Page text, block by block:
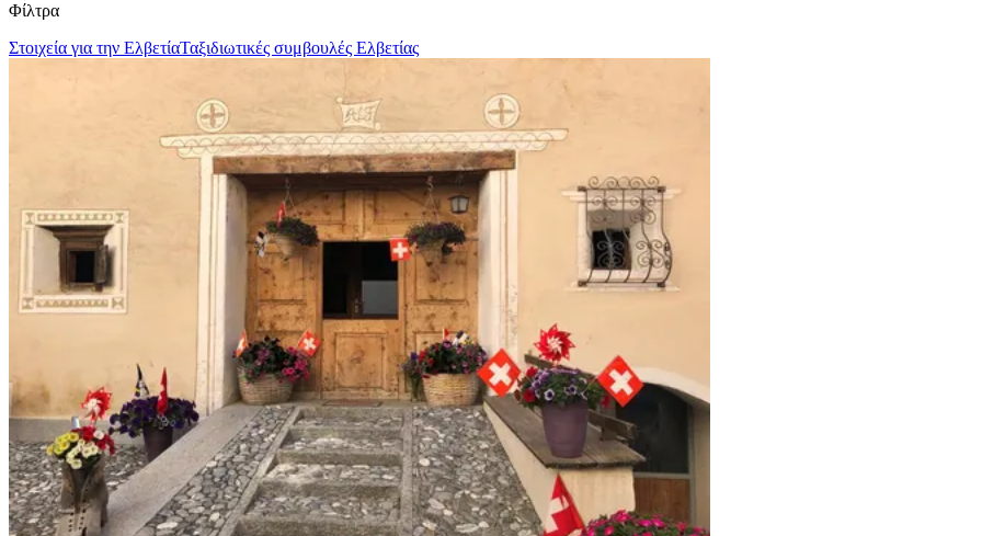
Φίλτρα
Στοιχεία για την ΕλβετίαΤαξιδιωτικές συμβουλές Ελβετίας